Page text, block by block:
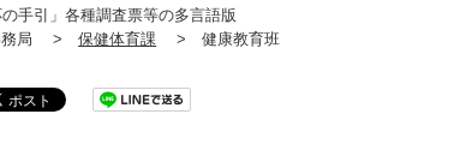
手引」各種調査票等の多言語版
務局 > 保健体育課 > 健康教育班